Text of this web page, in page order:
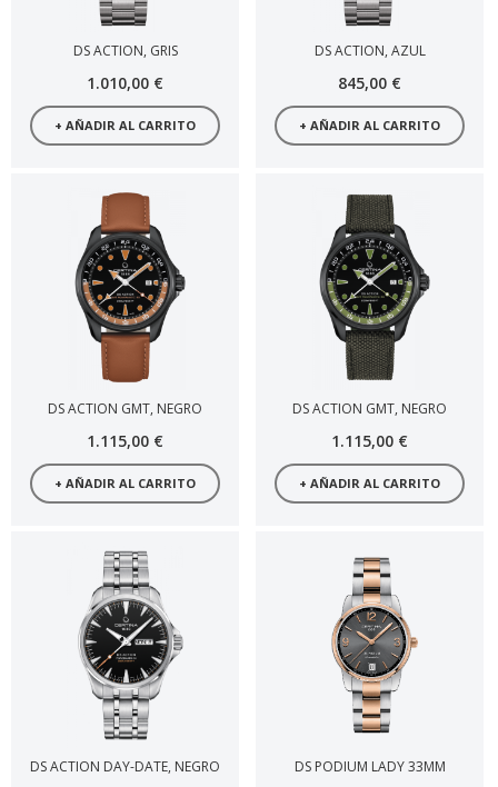
DS ACTION, GRIS
1.010,00 €
+ AÑADIR AL CARRITO
DS ACTION, AZUL
845,00 €
+ AÑADIR AL CARRITO
DS ACTION GMT, NEGRO
1.115,00 €
+ AÑADIR AL CARRITO
DS ACTION GMT, NEGRO
1.115,00 €
+ AÑADIR AL CARRITO
DS ACTION DAY-DATE, NEGRO DS PODIUM LADY 33MM